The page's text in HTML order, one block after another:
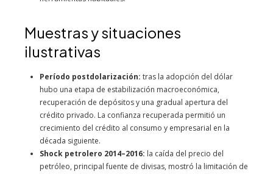
Muestras y situaciones
ilustrativas
Período postdolarización: tras la adopción del dólar
hubo una etapa de estabilización macroeconómica,
recuperación de depósitos y una gradual apertura del
crédito privado. La confianza recuperada permitió un
crecimiento del crédito al consumo y empresarial en la
década siguiente.
Shock petrolero 2014–2016: la caída del precio del
petróleo, principal fuente de divisas, mostró la limitación de